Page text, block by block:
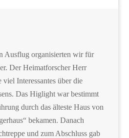
Ausflug organisierten wir für
Der Heimatforscher Herr
Interessantes über die
Das Higlight war bestimmt
durch das älteste Haus von
bekamen. Danach
und zum Abschluss gab